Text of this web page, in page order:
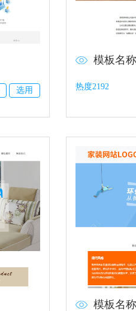
选用
模板名
热度2192
模板名